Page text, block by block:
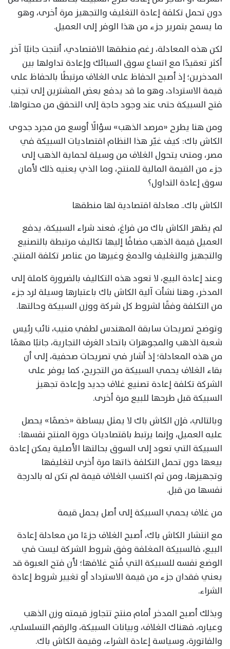
دون تحمل تكلفة إعادة التغليف والتجهيز مرة أخرى، وهو
ما يسمح بتمرير جزء من هذا الوفر إلى العميل.
لكن هذه المعادلة، رغم منطقها الاقتصادي، أنتجت جانبًا آخر
أكثر تعقيدًا مع اتساع سوق السبائك وإعادة تداولها بين
المدخرين؛ إذ أصبح الحفاظ على الغلاف مرتبطًا بالحفاظ على
قيمة الاسترداد، وهو ما قد يدفع بعض المشترين إلى تجنب
فتح السبيكة حتى عند وجود حاجة إلى التحقق من محتواها.
ومن هنا يطرح «مرصد الذهب» سؤالًا أوسع من مجرد جدوى
الكاش باك: كيف غيّر هذا النظام اقتصاديات السبيكة في
مصر، ومتى يتحول الغلاف من وسيلة لحماية الذهب إلى
جزء من القيمة المالية للمنتج، وما الذي يعنيه ذلك لأمان
سوق إعادة التداول؟
الكاش باك.. معادلة اقتصادية لها منطقها
لم يظهر الكاش باك من فراغ، فعند شراء السبيكة، يدفع
العميل قيمة الذهب مضافًا إليها تكاليف مرتبطة بالتصنيع
والتجهيز والتغليف والدمغ وغيرها من عناصر تكلفة المنتج.
وعند إعادة البيع، لا تعود هذه التكاليف بالضرورة كاملة إلى
المدخر، وهنا نشأت آلية الكاش باك باعتبارها وسيلة لرد جزء
من التكلفة وفقًا لشروط كل شركة ووزن السبيكة وحالتها.
وتوضح تصريحات سابقة المهندس لطفي منيب، نائب رئيس
شعبة الذهب والمجوهرات باتحاد الغرف التجارية، جانبًا مهمًا
من هذه المعادلة؛ إذ أشار في تصريحات صحفية، إلى أن
بقاء الغلاف يحمي السبيكة من التجريح، كما يوفر على
الشركة تكلفة إعادة تصنيع غلاف جديد وإعادة تجهيز
السبيكة قبل طرحها للبيع مرة أخرى.
وبالتالي، فإن الكاش باك لا يمثل ببساطة «خصمًا» يحصل
عليه العميل، وإنما يرتبط باقتصاديات دورة المنتج نفسها:
السبيكة التي تعود إلى السوق بحالتها الأصلية يمكن إعادة
بيعها دون تحمل التكلفة ذاتها مرة أخرى لتغليفها
وتجهيزها، ومن ثم اكتسب الغلاف قيمة لم تكن له بالدرجة
نفسها من قبل.
من غلاف يحمي السبيكة إلى أصل يحمل قيمة
مع انتشار الكاش باك، أصبح الغلاف جزءًا من معادلة إعادة
البيع، فالسبيكة المغلفة وفق شروط الشركة ليست في
الوضع نفسه للسبيكة التي فُتح غلافها؛ لأن فتح العبوة قد
يعني فقدان جزء من قيمة الاسترداد أو تغيير شروط إعادة
الشراء.
وبذلك أصبح المدخر أمام منتج تتجاوز قيمته وزن الذهب
وعياره، فهناك الغلاف، وبيانات السبيكة، والرقم التسلسلي،
والفاتورة، وسياسة إعادة الشراء، وقيمة الكاش باك.